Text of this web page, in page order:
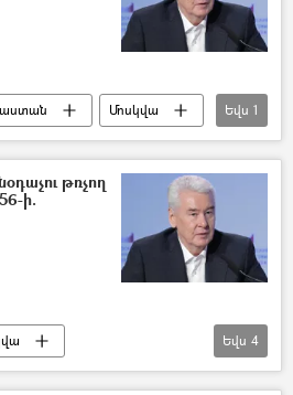
Մոսկվա
Եվս 1
թռչող
ի.
Ռուսաստան
Եվս 4